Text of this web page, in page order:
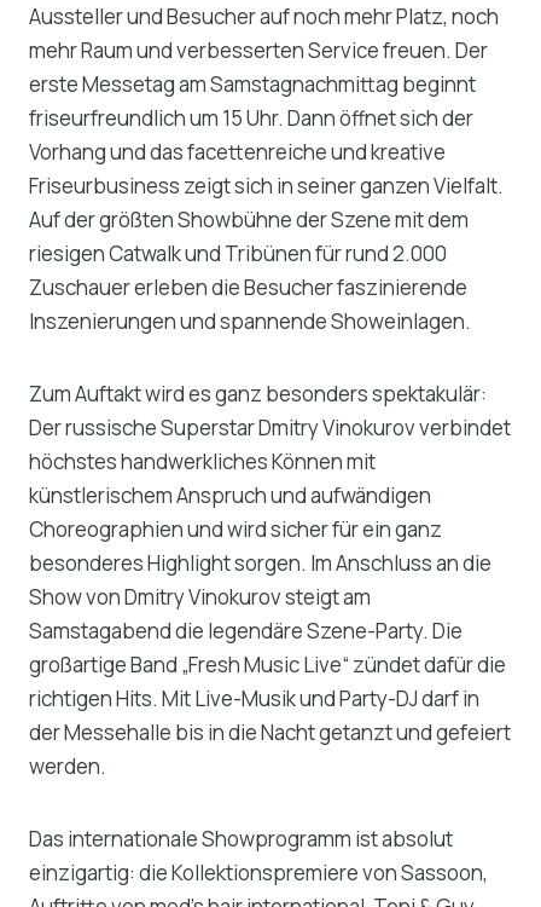
Aussteller und Besucher auf noch mehr Platz, noch
mehr Raum und verbesserten Service freuen. Der
erste Messetag am Samstagnachmittag beginnt
friseurfreundlich um 15 Uhr. Dann öffnet sich der
Vorhang und das facettenreiche und kreative
Friseurbusiness zeigt sich in seiner ganzen Vielfalt.
Auf der größten Showbühne der Szene mit dem
riesigen Catwalk und Tribünen für rund 2.000
Zuschauer erleben die Besucher faszinierende
Inszenierungen und spannende Showeinlagen.
Zum Auftakt wird es ganz besonders spektakulär:
Der russische Superstar Dmitry Vinokurov verbindet
höchstes handwerkliches Können mit
künstlerischem Anspruch und aufwändigen
Choreographien und wird sicher für ein ganz
besonderes Highlight sorgen. Im Anschluss an die
Show von Dmitry Vinokurov steigt am
Samstagabend die legendäre Szene-Party. Die
großartige Band „Fresh Music Live“ zündet dafür die
richtigen Hits. Mit Live-Musik und Party-DJ darf in
der Messehalle bis in die Nacht getanzt und gefeiert
werden.
Das internationale Showprogramm ist absolut
einzigartig: die Kollektionspremiere von Sassoon,